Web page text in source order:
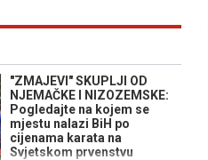
"ZMAJEVI" SKUPLJI OD
NJEMAČKE I NIZOZEMSKE:
Pogledajte na kojem se
mjestu nalazi BiH po
cijenama karata na
Svjetskom prvenstvu